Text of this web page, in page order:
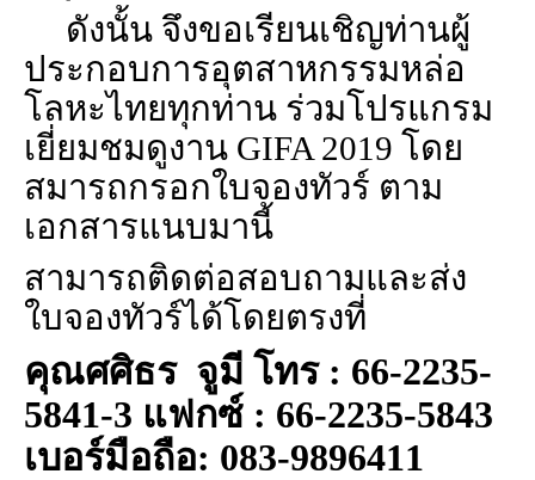
ดังนั้น จึงขอเรียนเชิญท่านผู้
ประกอบการอุตสาหกรรมหล่อ
โลหะไทยทุกท่าน ร่วมโปรแกรม
เยี่ยมชมดูงาน GIFA 2019 โดย
สมารถกรอกใบจองทัวร์ ตาม
เอกสารแนบมานี้
สามารถติดต่อสอบถามและส่ง
ใบจองทัวร์ได้โดยตรงที่
คุณศศิธร จูมี โทร : 66-2235-
5841-3 แฟกซ์ : 66-2235-5843
เบอร์มือถือ: 083-9896411